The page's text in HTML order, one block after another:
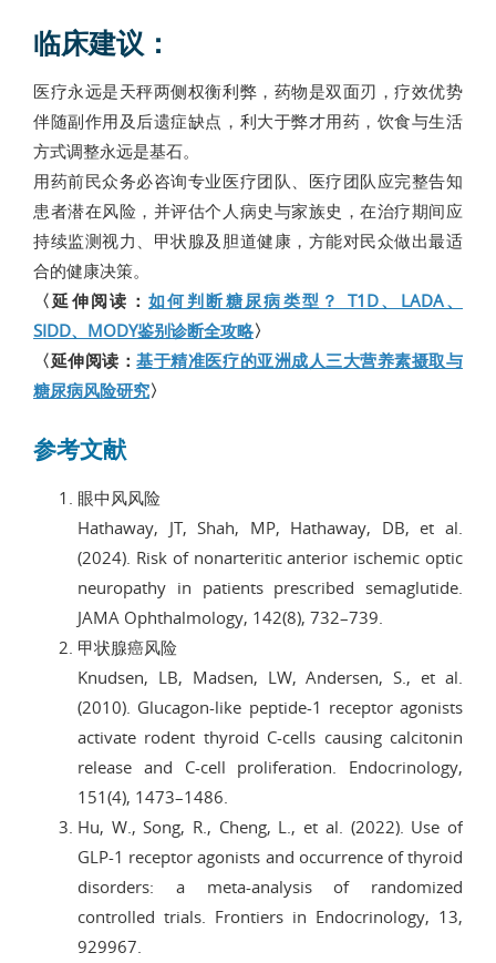
临床建议：
医疗永远是天秤两侧权衡利弊，药物是双面刃，疗效优势
伴随副作用及后遗症缺点，利大于弊才用药，饮食与生活
方式调整永远是基石。
用药前民众务必咨询专业医疗团队、医疗团队应完整告知
患者潜在风险，并评估个人病史与家族史，在治疗期间应
持续监测视力、甲状腺及胆道健康，方能对民众做出最适
合的健康决策。
〈延伸阅读：如何判断糖尿病类型？ T1D、LADA、
SIDD、MODY鉴别诊断全攻略〉
〈延伸阅读：基于精准医疗的亚洲成人三大营养素摄取与
糖尿病风险研究〉
参考文献
眼中风风险
Hathaway, JT, Shah, MP, Hathaway, DB, et al.
(2024). Risk of nonarteritic anterior ischemic optic
neuropathy in patients prescribed semaglutide.
JAMA Ophthalmology, 142(8), 732–739.
甲状腺癌风险
Knudsen, LB, Madsen, LW, Andersen, S., et al.
(2010). Glucagon-like peptide-1 receptor agonists
activate rodent thyroid C-cells causing calcitonin
release and C-cell proliferation. Endocrinology,
151(4), 1473–1486.
Hu, W., Song, R., Cheng, L., et al. (2022). Use of
GLP-1 receptor agonists and occurrence of thyroid
disorders: a meta-analysis of randomized
controlled trials. Frontiers in Endocrinology, 13,
929967.